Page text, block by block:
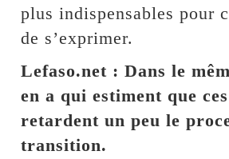
plus indispensables pour
de s’exprimer.
Lefaso.net : Dans le
en a qui estiment que
retardent un peu le
transition.